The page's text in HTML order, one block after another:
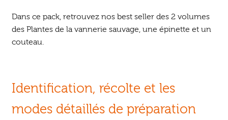
Dans ce pack, retrouvez nos best seller des 2 volumes
des Plantes de la vannerie sauvage, une épinette et un
couteau.
Identification, récolte et les
modes détaillés de préparation